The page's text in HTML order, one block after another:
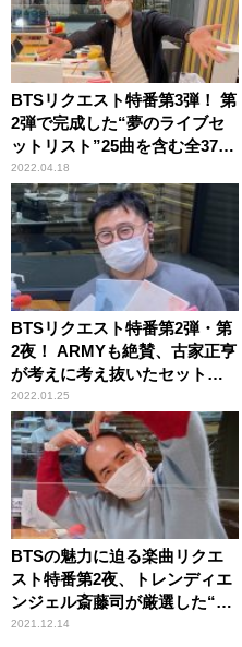
BTSリクエスト特番第3弾！ 第
2弾で完成した“夢のライブセ
ットリスト”25曲を含む全37曲
をオンエア！
2022.04.18
BTSリクエスト特番第2弾・第
2夜！ ARMYも絶賛、古家正亨
が考えに考え抜いたセットリ
ストを公開！
2022.01.25
BTSの魅力に迫る楽曲リクエ
スト特番第2夜、トレンディエ
ンジェル斎藤司が厳選した“夢
のセットリスト”を披露
2021.12.14